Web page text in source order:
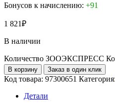
Бонусов к начислению: +91
1 821₽
В наличии
Количество ЗООЭКСПРЕСС
В корзину Заказ в один клик
Код товара: 97300651 Категория:
Детали